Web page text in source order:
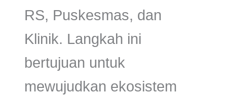
RS, Puskesmas, dan
Klinik. Langkah ini
bertujuan untuk
mewujudkan ekosistem